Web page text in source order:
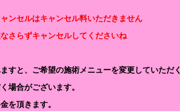
ンセルはキャンセル料いただきません
さらずキャンセルしてくださいね
すと、ご希望の施術メニューを変更していただく
場合がございます。
を頂きます。